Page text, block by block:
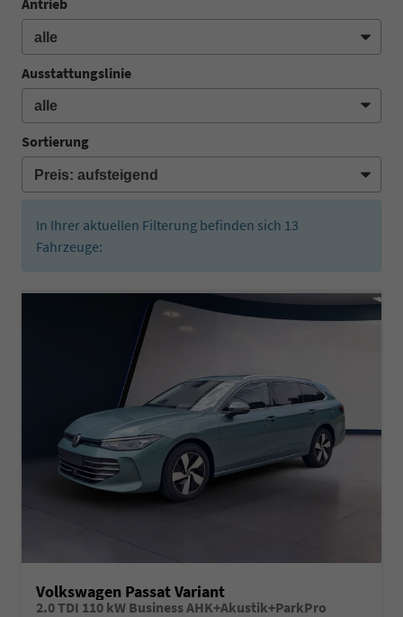
Antrieb
Ausstattungslinie
Sortierung
In Ihrer aktuellen Filterung befinden sich 13
Fahrzeuge:
Volkswagen Passat Variant
2.0 TDI 110 kW Business AHK+Akustik+ParkPro